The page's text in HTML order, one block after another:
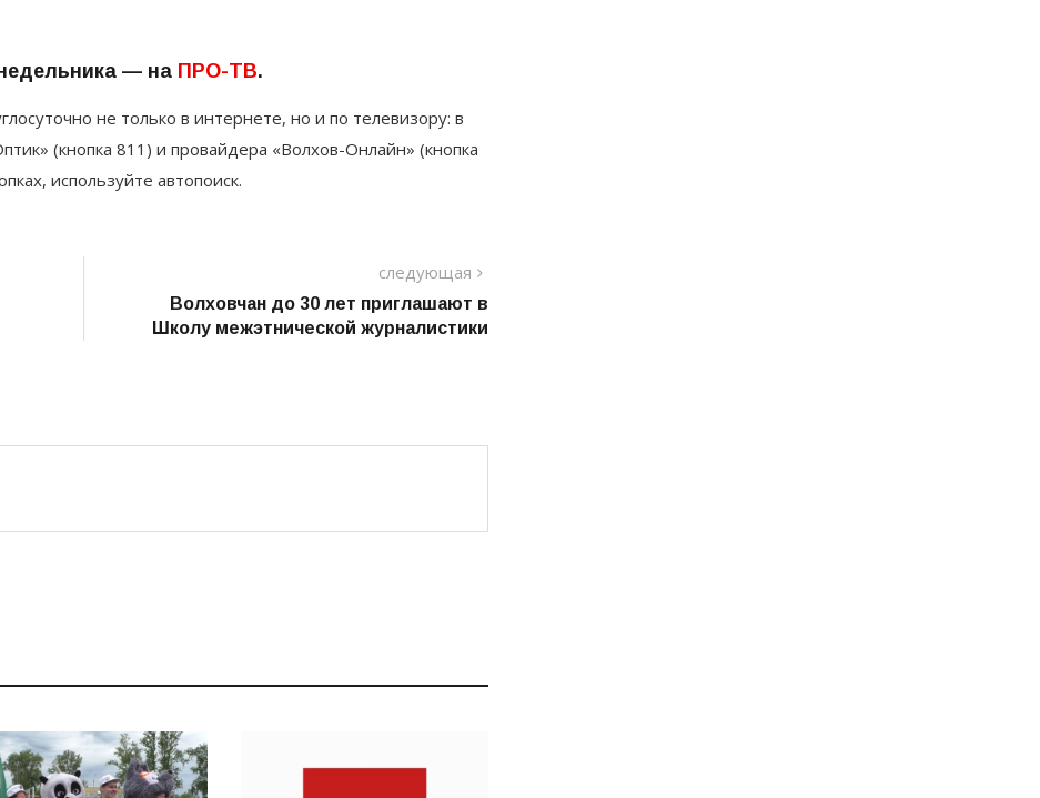
— на ПРО-ТВ.
не только в интернете, но и по телевизору: в
(кнопка 811) и провайдера «Волхов-Онлайн» (кнопка
используйте автопоиск.
следующая
Волховчан до 30 лет приглашают в
Школу межэтнической журналистики